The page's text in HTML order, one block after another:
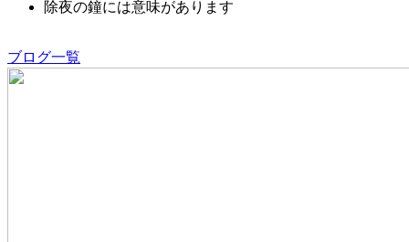
除夜の鐘には意味があります
ブログ一覧